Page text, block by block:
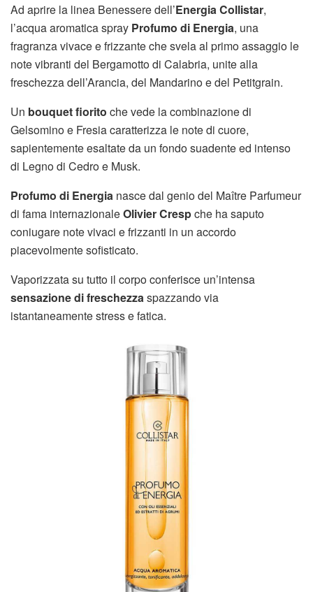
Ad aprire la linea Benessere dell’Energia Collistar,
l’acqua aromatica spray Profumo di Energia, una
fragranza vivace e frizzante che svela al primo assaggio le
note vibranti del Bergamotto di Calabria, unite alla
freschezza dell’Arancia, del Mandarino e del Petitgrain.
Un bouquet fiorito che vede la combinazione di
Gelsomino e Fresia caratterizza le note di cuore,
sapientemente esaltate da un fondo suadente ed intenso
di Legno di Cedro e Musk.
Profumo di Energia nasce dal genio del Maître Parfumeur
di fama internazionaleOlivier Crespche ha saputo
coniugare note vivaci e frizzanti in un accordo
piacevolmente sofisticato.
Vaporizzata su tutto il corpo conferisce un’intensa
sensazione di freschezzaspazzando via
istantaneamente stress e fatica.